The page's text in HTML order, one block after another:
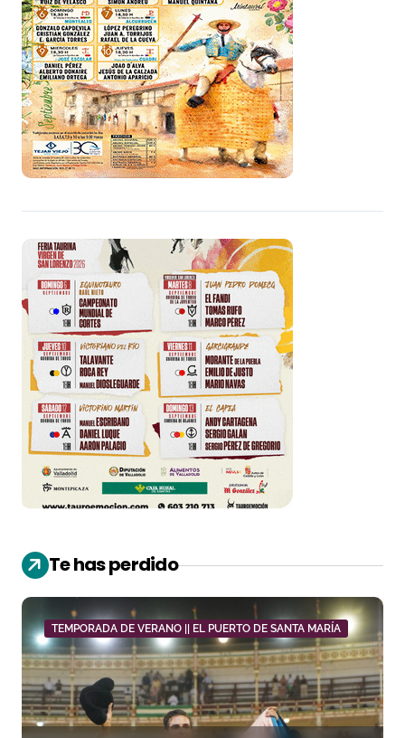
Te has perdido
TEMPORADA DE VERANO || EL PUERTO DE SANTA MARÍA